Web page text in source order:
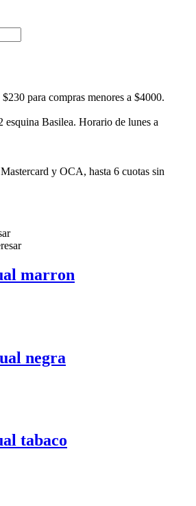
para compras menores a $4000.
esquina Basilea. Horario de lunes a
y OCA, hasta 6 cuotas sin
marron
negra
tabaco